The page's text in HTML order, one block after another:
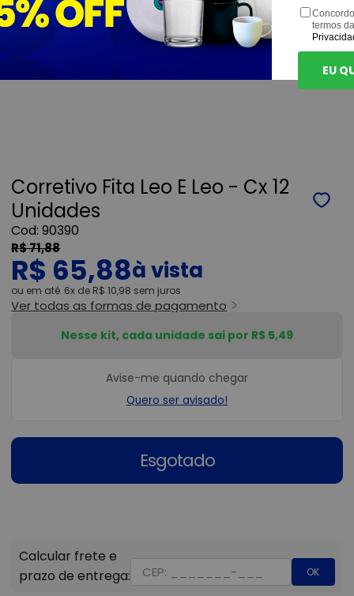
Corretivo Fita Leo E Leo - Cx 12
Unidades
90390
R$ 71,88
R$ 65,88
ou 6x de R$ 10,98 sem juros
Ver todas as formas de pagamento
Esgotado
Avise-me quando chegar
Quero ser avisado!
OK
Nesse kit, cada unidade sai por R$ 5,49
termos
EU